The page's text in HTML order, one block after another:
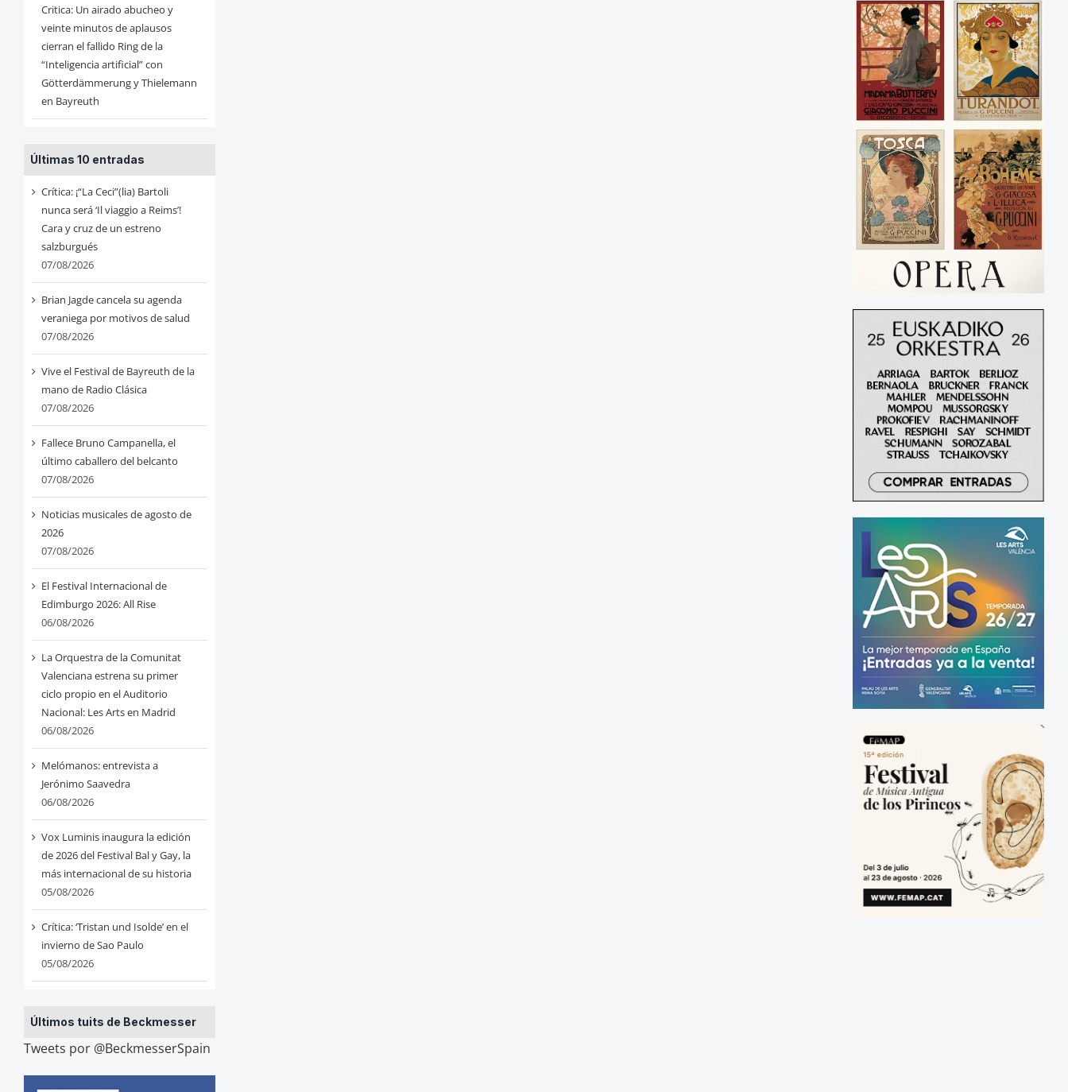
Critica: Un airado abucheo y
veinte minutos de aplausos
cierran el fallido Ring de la
“Inteligencia artificial” con
Götterdämmerung y Thielemann
en Bayreuth
Últimas 10 entradas
Crítica: ¡“La Ceci”(lia) Bartoli
nunca será ‘Il viaggio a Reims’!
Cara y cruz de un estreno
salzburgués
07/08/2026
Brian Jagde cancela su agenda
veraniega por motivos de salud
07/08/2026
Vive el Festival de Bayreuth de la
mano de Radio Clásica
07/08/2026
Fallece Bruno Campanella, el
último caballero del belcanto
07/08/2026
Noticias musicales de agosto de
2026
07/08/2026
El Festival Internacional de
Edimburgo 2026: All Rise
06/08/2026
La Orquestra de la Comunitat
Valenciana estrena su primer
ciclo propio en el Auditorio
Nacional: Les Arts en Madrid
06/08/2026
Melómanos: entrevista a
Jerónimo Saavedra
06/08/2026
Vox Luminis inaugura la edición
de 2026 del Festival Bal y Gay, la
más internacional de su historia
05/08/2026
Crítica: ‘Tristan und Isolde’ en el
invierno de Sao Paulo
05/08/2026
Últimos tuits de Beckmesser
Tweets por @BeckmesserSpain